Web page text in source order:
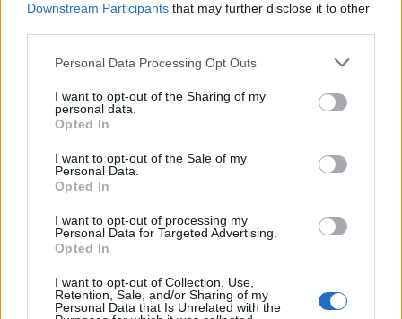
Downstream Participants that may further disclose it to other
Personal Data Processing Opt Outs
I want to opt-out of the Sharing of my
personal data.
Opted In
I want to opt-out of the Sale of my
Personal Data.
Opted In
I want to opt-out of processing my
Personal Data for Targeted Advertising.
Opted In
I want to opt-out of Collection, Use,
Retention, Sale, and/or Sharing of my
Personal Data that Is Unrelated with the